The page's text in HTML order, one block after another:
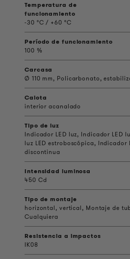
Temperatura de
funcionamiento
-30 °C / +60 °C
Período de funcionamiento
100 %
Carcasa
Ø 110 mm, Policarbonato,
Calota
interior acanalado
Tipo de luz
Indicador LED luz, Indicador LED
luz LED estroboscópica, Indicador
discontinua
Intensidad luminosa
450 Cd
Tipo de montaje
horizontal, vertical, Montaje de
Cualquiera
Resistencia a impactos
IK08